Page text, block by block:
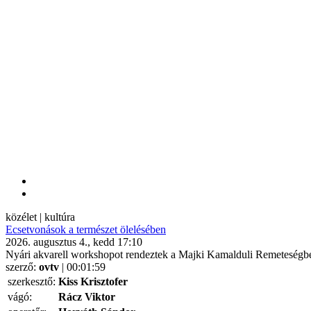
közélet | kultúra
Ecsetvonások a természet ölelésében
2026. augusztus 4., kedd 17:10
Nyári akvarell workshopot rendeztek a Majki Kamalduli
szerző: ovtv | 00:01:59
szerkesztő: Kiss Krisztofer
vágó:
Rácz Viktor